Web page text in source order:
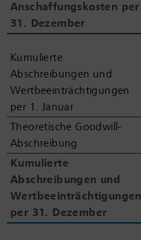
Anschaffungskosten per
31. Dezember
Kumulierte
Abschreibungen und
Wertbeeinträchtigungen
per 1. Januar
Theoretische Goodwill-
Abschreibung
Kumulierte
Abschreibungen und
Wertbeeinträchtigungen
per 31. Dezember
Anschaffungskosten per
31. Dezember
Kumulierte
Abschreibungen und
Wertbeeinträchtigungen
per 1. Januar
Theoretische Goodwill-
Abschreibung
Kumulierte
Abschreibungen und
Wertbeeinträchtigungen
per 31. Dezember